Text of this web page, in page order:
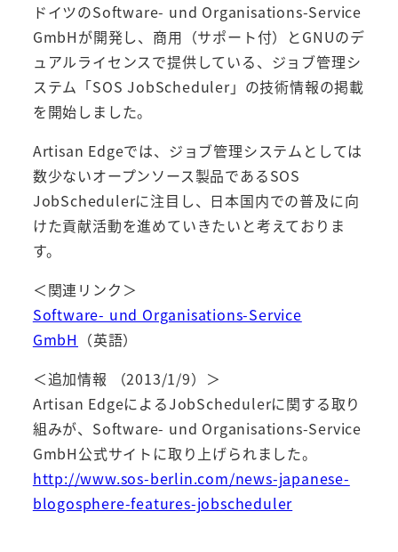
ドイツのSoftware- und Organisations-Service
GmbHが開発し、商用（サポート付）とGNUのデ
ュアルライセンスで提供している、ジョブ管理シ
ステム「SOS JobScheduler」の技術情報の掲載
を開始しました。
Artisan Edgeでは、ジョブ管理システムとしては
数少ないオープンソース製品であるSOS
JobSchedulerに注目し、日本国内での普及に向
けた貢献活動を進めていきたいと考えておりま
す。
＜関連リンク＞
Software- und Organisations-Service
GmbH （英語）
＜追加情報 （2013/1/9）＞
Artisan EdgeによるJobSchedulerに関する取り
組みが、Software- und Organisations-Service
GmbH公式サイトに取り上げられました。
http://www.sos-berlin.com/news-japanese-
blogosphere-features-jobscheduler